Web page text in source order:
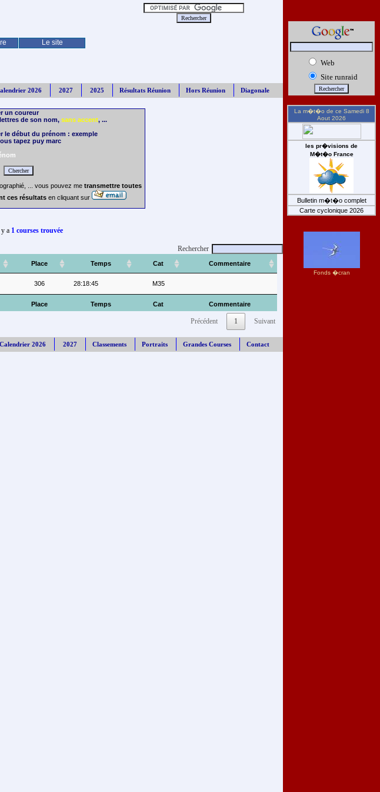
Le site
2026 2027 2025 Résultats Réunion Hors Réunion Diagonale
un coureur
de son nom, sans accent, ...
le début du prénom : exemple
tapez puy marc
... vous pouvez me transmettre toutes
ces résultats en cliquant sur
a 1 courses trouvée
Rechercher
Place Temps Cat Commentaire
Place Temps Cat Commentaire
306 28:18:45 M35
Précédent 1 Suivant
Calendrier 2026 2027 Classements Portraits Grandes Courses Contact
Web
Site runraid
La m�t�o de ce Samedi 8
Aout 2026
les pr�visions de
M�t�o France
Bulletin m�t�o complet
Carte cyclonique 2026
Fonds �cran